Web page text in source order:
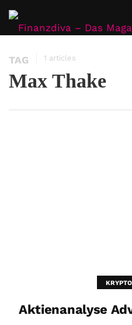
TAG 1 articles
Max Thake
Aktienanalyse